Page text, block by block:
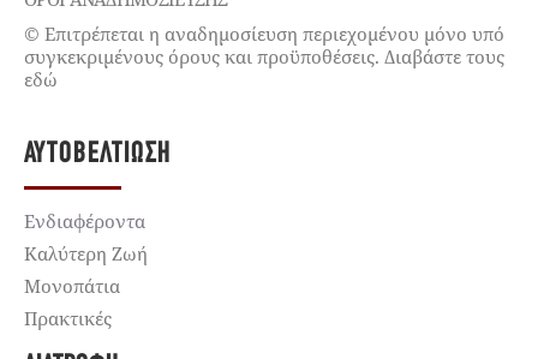
© Επιτρέπεται η αναδημοσίευση περιεχομένου μόνο υπό
συγκεκριμένους όρους και προϋποθέσεις. Διαβάστε τους
εδώ
ΑΥΤΟΒΕΛΤΊΩΣΗ
Ενδιαφέροντα
Καλύτερη Ζωή
Μονοπάτια
Πρακτικές